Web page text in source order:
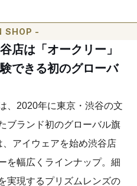
SHOP -
店は「オークリー」
できる初のグローバ
、2020年に東京・渋谷の文
ブランド初のグローバル旗
アイウェアを始め渋谷店
を幅広くラインナップ。細
実現するプリズムレンズの